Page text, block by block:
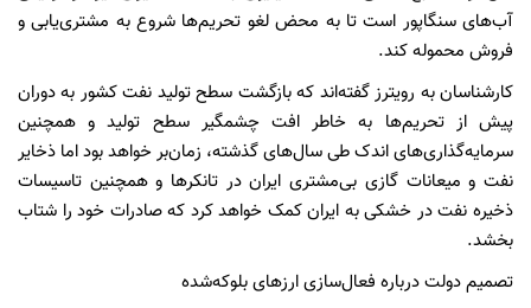
آب‌های سنگاپور است تا به محض لغو تحریم‌ها شروع به مشتری‌یابی و
فروش محموله کند.
کارشناسان به رویترز گفته‌اند که بازگشت سطح تولید نفت کشور به دوران
پیش از تحریم‌ها به‌ خاطر افت چشمگیر سطح تولید و همچنین
سرمایه‌گذاری‌های اندک طی سال‌های گذشته، زمان‌بر خواهد بود اما ذخایر
نفت و میعانات گازی بی‌مشتری ایران در تانکرها و همچنین تاسیسات
ذخیره نفت در خشکی به ایران کمک خواهد کرد که صادرات خود را شتاب
بخشد.
تصمیم دولت درباره فعال‌سازی ارزهای بلوکه‌شده